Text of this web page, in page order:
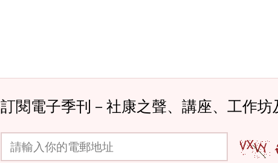
訂閱電子季刊－社康之聲、講座、工作坊
請輸入你的電郵地址